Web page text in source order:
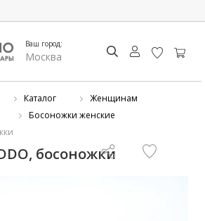
Ваш город:
Москва
Каталог
Женщинам
Босоножки женские
босоножки